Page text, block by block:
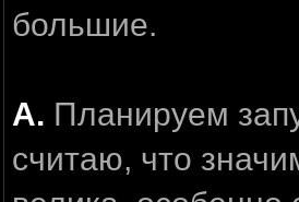
большие.
А. Планируем
считаю, что